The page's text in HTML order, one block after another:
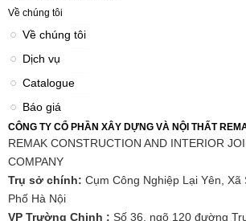
Về chúng tôi
Về chúng tôi
Dịch vụ
Catalogue
Báo giá
CÔNG TY CỔ PHẦN XÂY DỰNG VÀ NỘI THẤT
REMAK CONSTRUCTION AND INTERIOR
COMPANY
Trụ sở chính: Cụm Công Nghiệp Lại Yên,
Phố Hà Nội
VP Trường Chinh : Số 36, ngõ 120 đường